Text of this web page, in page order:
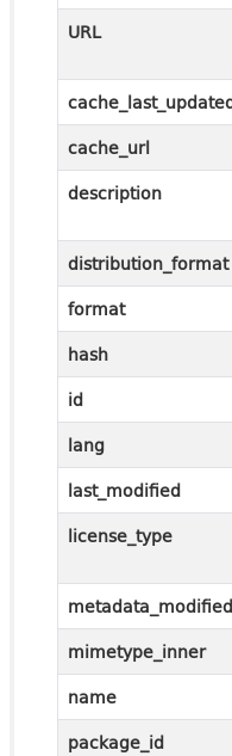
URL
cache_url
description
distribution_format
format
hash
id
lang
last_modified
license_type
metadata_modified
mimetype_inner
name
package_id